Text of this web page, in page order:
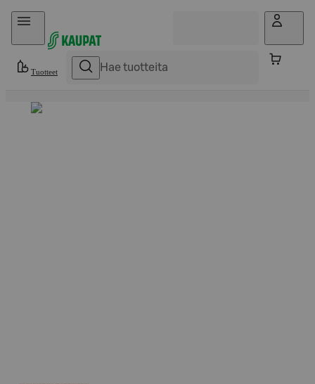
Hyppää sisältöön
Tuotteet